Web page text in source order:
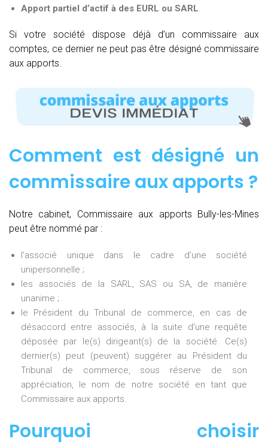
Apport partiel d’actif à des EURL ou SARL.
Si votre société dispose déjà d’un commissaire aux
comptes, ce dernier ne peut pas être désigné commissaire
aux apports.
Comment est désigné un
commissaire aux apports ?
Notre cabinet, Commissaire aux apports Bully-les-Mines
peut être nommé par :
l’associé unique dans le cadre d’une société
unipersonnelle ;
les associés de la SARL, SAS ou SA, de manière
unanime ;
le Président du Tribunal de commerce, en cas de
désaccord entre associés, à la suite d’une requête
déposée par le(s) dirigeant(s) de la société. Ce(s)
dernier(s) peut (peuvent) suggérer au Président du
Tribunal de commerce, sous réserve de son
appréciation, le nom de notre société en tant que
Commissaire aux apports.
Pourquoi choisir